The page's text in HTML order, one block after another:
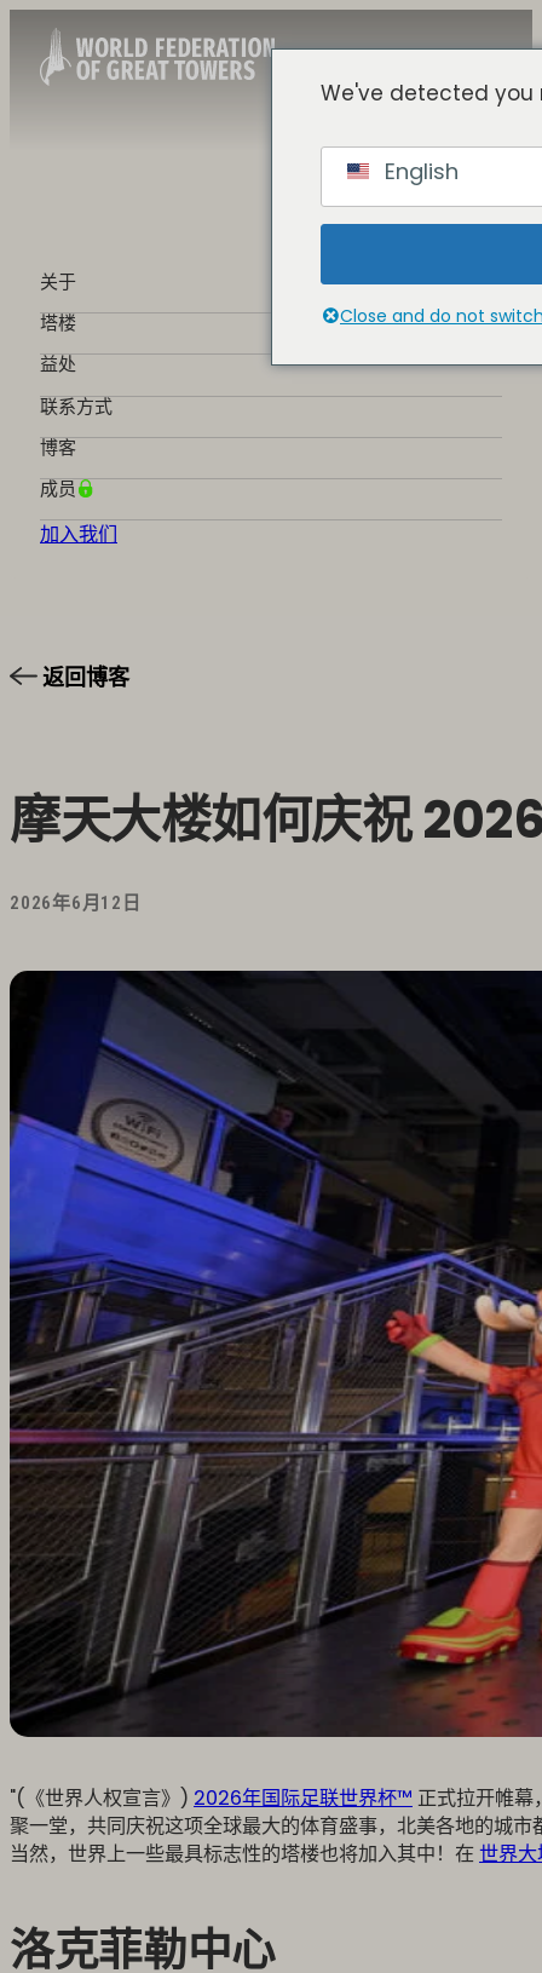
English
Portuguese
关于
塔楼
益处
联系方式
博客
成员
加入我们
返回博客
摩天大楼如何庆祝
2026年6月12日
"(《世界人权宣言》) 2026年国际足联世界杯™ 正式拉开帷幕
聚一堂，共同庆祝这项全球最大的体育盛事，北美各地的城
当然，世界上一些最具标志性的塔楼也将加入其中！在世界
洛克菲勒中心
We've detected
English
Close and do not